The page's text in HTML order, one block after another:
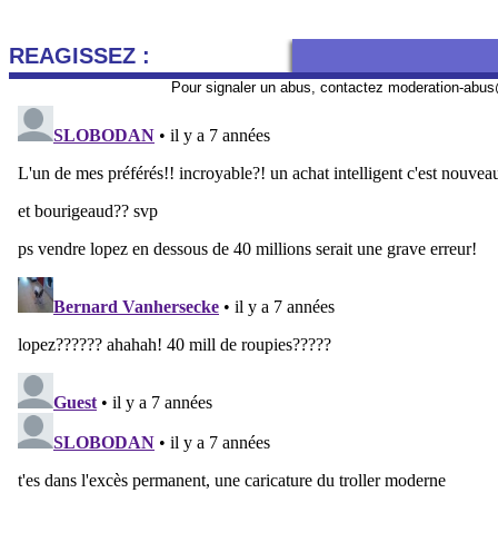
REAGISSEZ :
Pour signaler un abus, contactez moderation-